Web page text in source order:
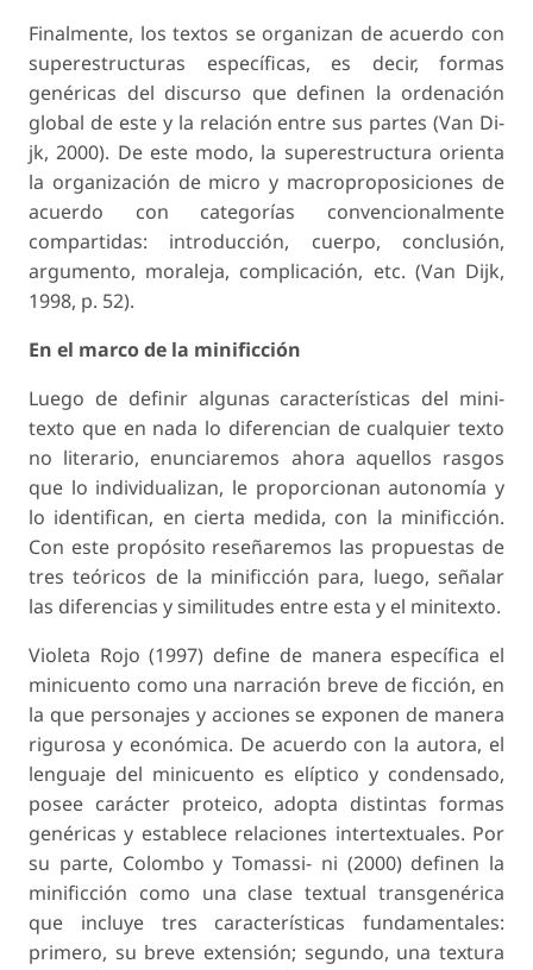
Finalmente, los textos se organizan de acuerdo con
superestructuras específicas, es decir, formas
genéricas del discurso que definen la ordenación
global de este y la relación entre sus partes (Van Di-
jk, 2000). De este modo, la superestructura orienta
la organización de micro y macroproposiciones de
acuerdo con categorías convencionalmente
compartidas: introducción, cuerpo, conclusión,
argumento, moraleja, complicación, etc. (Van Dijk,
1998, p. 52).
En el marco de la minificción
Luego de definir algunas características del mini-
texto que en nada lo diferencian de cualquier texto
no literario, enunciaremos ahora aquellos rasgos
que lo individualizan, le proporcionan autonomía y
lo identifican, en cierta medida, con la minificción.
Con este propósito reseñaremos las propuestas de
tres teóricos de la minificción para, luego, señalar
las diferencias y similitudes entre esta y el minitexto.
Violeta Rojo (1997) define de manera específica el
minicuento como una narración breve de ficción, en
la que personajes y acciones se exponen de manera
rigurosa y económica. De acuerdo con la autora, el
lenguaje del minicuento es elíptico y condensado,
posee carácter proteico, adopta distintas formas
genéricas y establece relaciones intertextuales. Por
su parte, Colombo y Tomassi- ni (2000) definen la
minificción como una clase textual transgenérica
que incluye tres características fundamentales:
primero, su breve extensión; segundo, una textura